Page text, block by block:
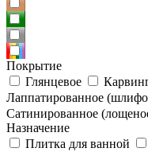
Покрытие
Глянцевое
Лаппатированное
Сатинированное
Назначение
Плитка для ванной